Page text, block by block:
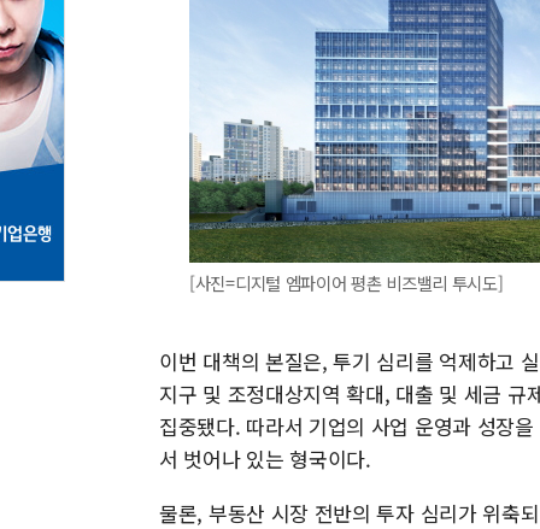
[사진=디지털 엠파이어 평촌 비즈밸리 투시도]
이번 대책의 본질은, 투기 심리를 억제하고
지구 및 조정대상지역 확대, 대출 및 세금
집중됐다. 따라서 기업의 사업 운영과 성장
서 벗어나 있는 형국이다.
물론, 부동산 시장 전반의 투자 심리가 위축